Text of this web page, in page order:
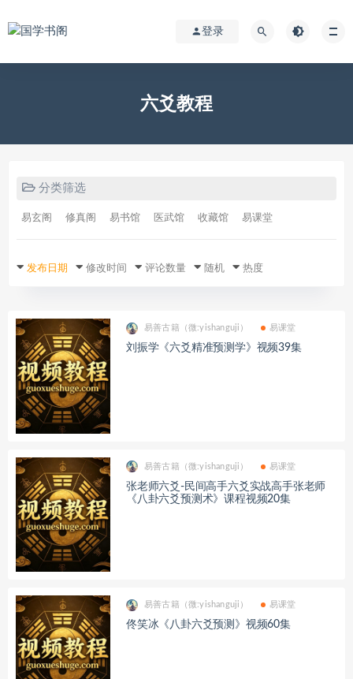
登录
六爻教程
分类筛选
易玄阁 修真阁 易书馆 医武馆 收藏馆 易课堂
发布日期 修改时间 评论数量 随机 热度
易善古籍（微:yishanguji） 易课堂
刘振学《六爻精准预测学》视频39集
易善古籍（微:yishanguji） 易课堂
张老师六爻-民间高手六爻实战高手张老师
《八卦六爻预测术》课程视频20集
易善古籍（微:yishanguji） 易课堂
佟笑冰《八卦六爻预测》视频60集